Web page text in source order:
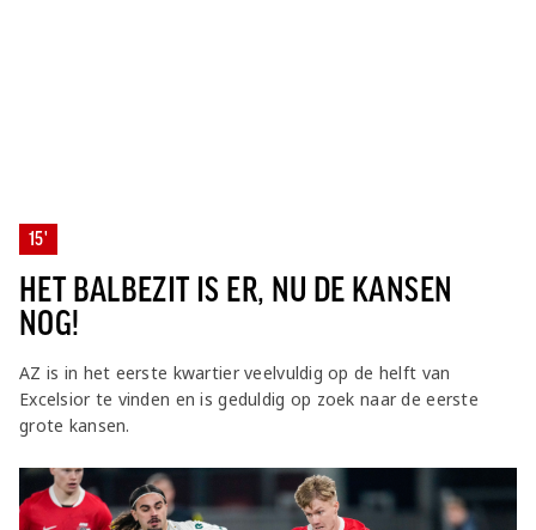
15'
HET BALBEZIT IS ER, NU DE KANSEN
NOG!
AZ is in het eerste kwartier veelvuldig op de helft van
Excelsior te vinden en is geduldig op zoek naar de eerste
grote kansen.